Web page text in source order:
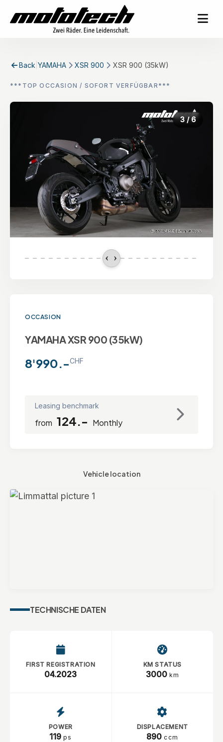
Back YAMAHA XSR 900 XSR 900 (35kW)
***TOP OCCASION / SOFORT VERFÜGBAR***
3/ 6
OCCASION
YAMAHA XSR 900 (35kW)
8'990.-CHF
Leasing benchmark
from 124.- Monthly
Vehicle location
Moto-Tech Limmattal AG
TECHNISCHE DATEN
FIRST REGISTRATION
04.2023
KM STATUS
3000 km
POWER
119ps
DISPLACEMENT
890ccm